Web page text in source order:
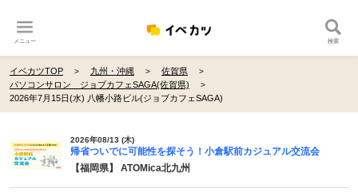
メニュー 検索
イベカツTOP 九州・沖縄
佐賀県
パソコンサロン ジョブカフェSAGA(佐賀県)
2026年7月15日(水) 八幡小路ビル(ジョブカフェSAGA)
2026年08/13 (木)
帰省ついでに可能性を探そう！小倉駅前カジュアル交流会
【福岡県】 ATOMica北九州